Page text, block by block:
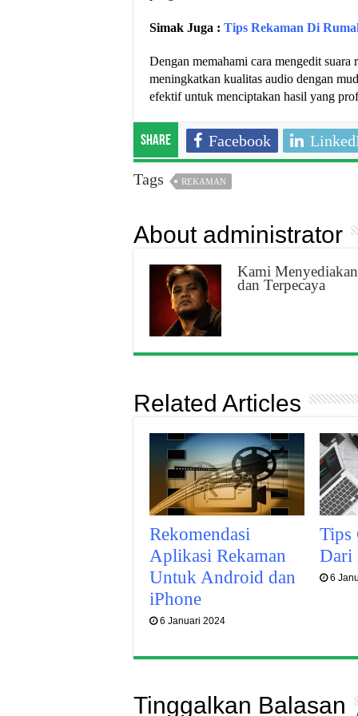
Simak Juga : Tips Rekaman Di
Dengan memahami cara mengedit
meningkatkan kualitas audio dengan
efektif untuk menciptakan hasil yang
Share Facebook
Tags REKAMAN
About administrator
Kami
dan Terpecaya
Related Articles
Rekomendasi
Aplikasi Rekaman
Untuk Android dan
iPhone
6 Januari 2024
Tips
Dari
6
Tinggalkan Balasan